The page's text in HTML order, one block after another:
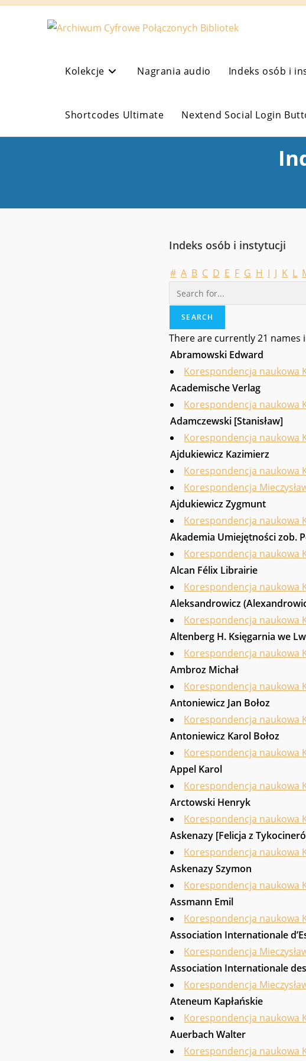
Koniec
Kolekcje Nagrania audio Indeks osób i
Shortcodes Ultimate Nextend Social Login
Indeks osób i instytucji
# A B C D E F G H I J K L
There are currently 21
Abramowski Edward
Korespondencja naukowa
Academische Verlag
Korespondencja naukowa
Adamczewski [Stanisław]
Korespondencja naukowa
Ajdukiewicz Kazimierz
Korespondencja naukowa
Korespondencja
Ajdukiewicz Zygmunt
Korespondencja naukowa
Akademia Umiejętności zob.
Korespondencja naukowa
Alcan Félix Librairie
Korespondencja naukowa
Aleksandrowicz
Korespondencja naukowa
Altenberg H. Księgarnia we
Korespondencja naukowa
Ambroz Michał
Korespondencja naukowa
Antoniewicz Jan Bołoz
Korespondencja naukowa
Antoniewicz Karol Bołoz
Korespondencja naukowa
Appel Karol
Korespondencja naukowa
Arctowski Henryk
Korespondencja naukowa
Askenazy [Felicja z
Korespondencja naukowa
Askenazy Szymon
Korespondencja naukowa
Assmann Emil
Korespondencja naukowa
Association Internationale
Korespondencja
Association Internationale
Korespondencja
Ateneum Kapłańskie
Korespondencja naukowa
Auerbach Walter
Korespondencja naukowa